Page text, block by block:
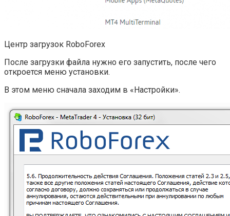
Центр загрузок RoboForex
После загрузки файла нужно его запустить, после чего
откроется меню установки.
В этом меню сначала заходим в «Настройки».